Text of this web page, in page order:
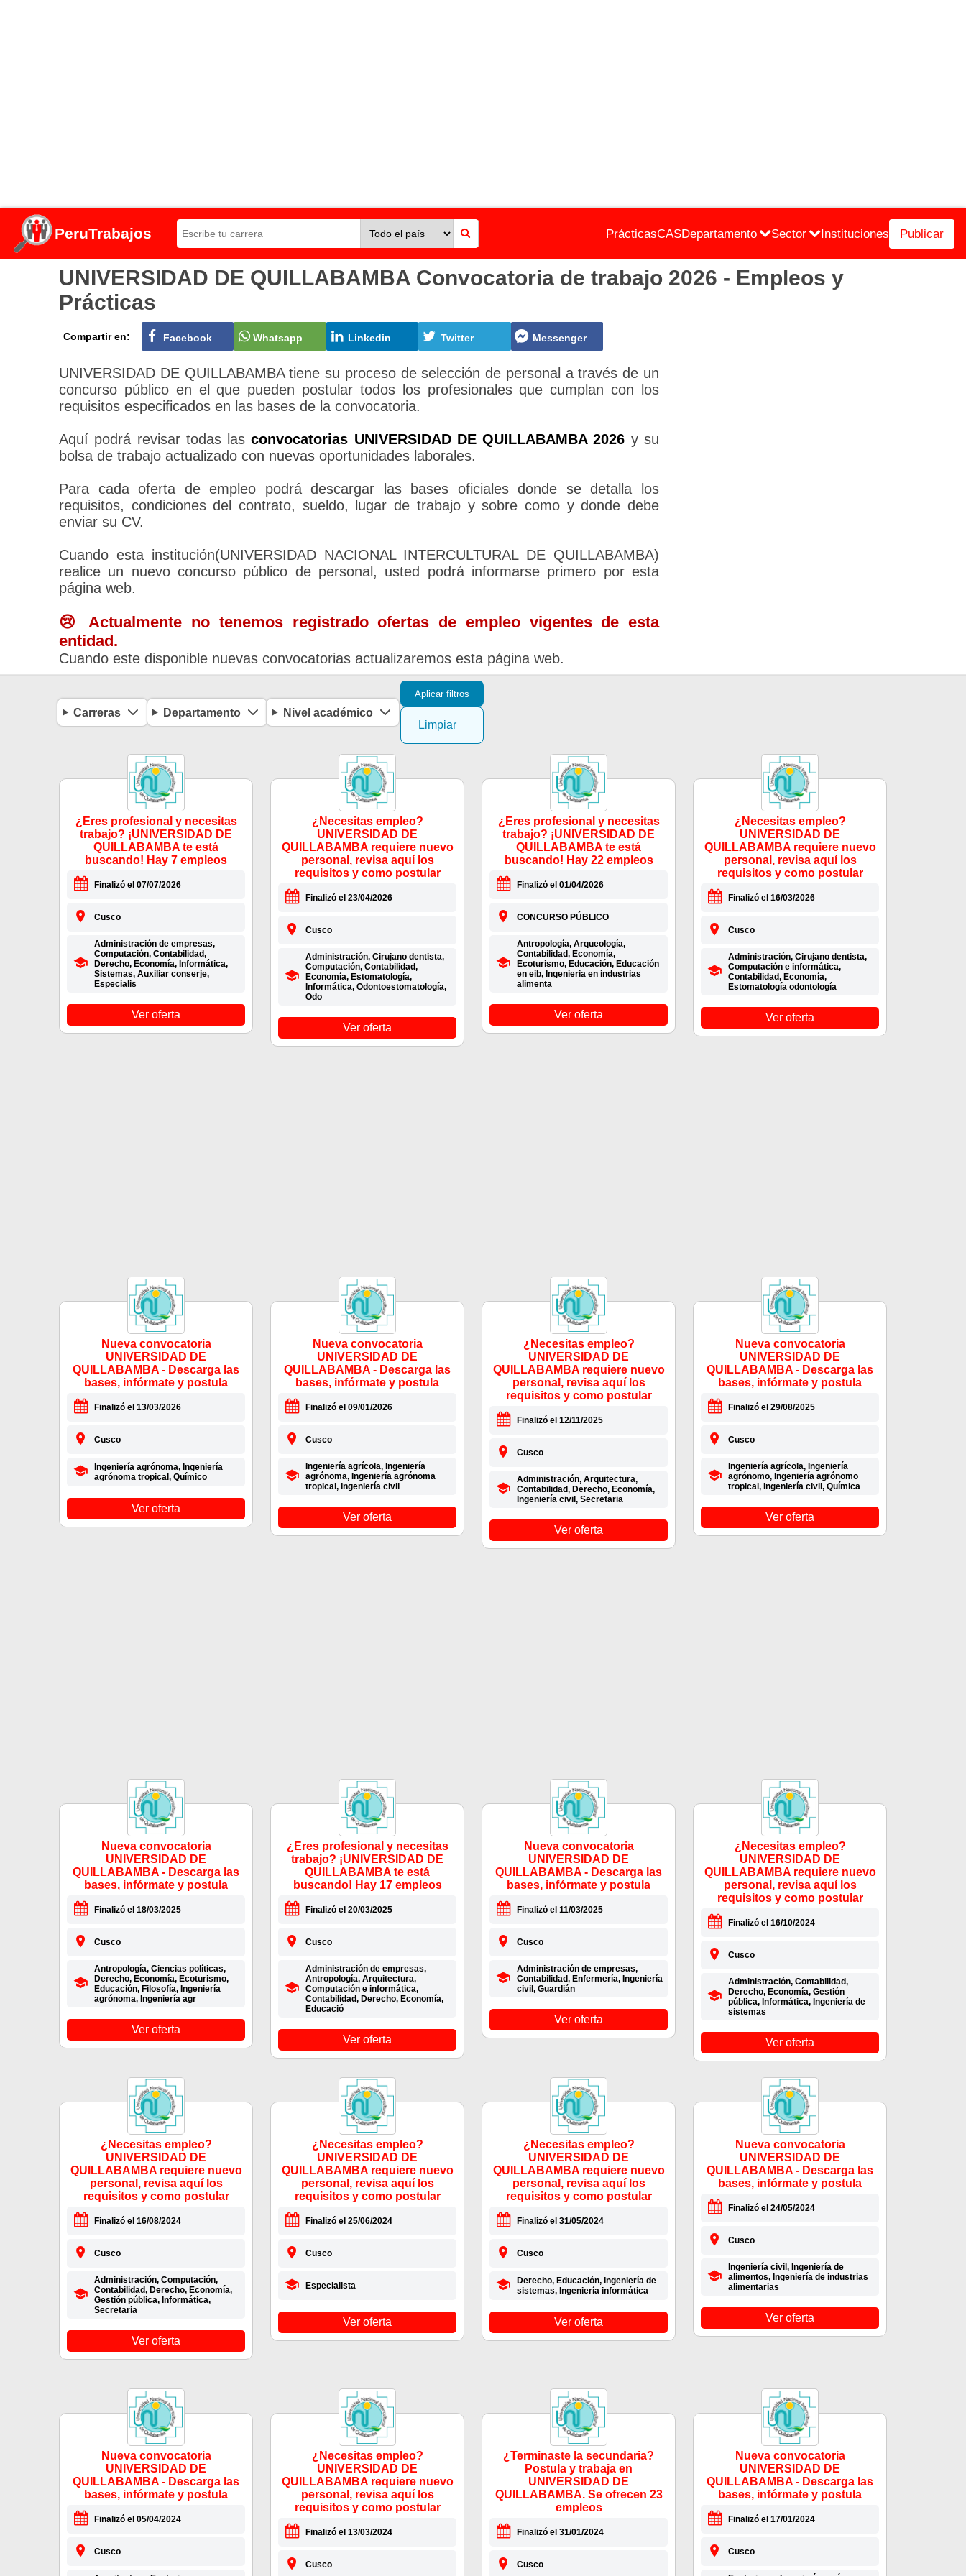
PeruTrabajos PrácticasCASDepartamento Sector Instituciones Publicar
UNIVERSIDAD DE QUILLABAMBA Convocatoria de trabajo 2026 - Empleos y
Prácticas
Compartir en: Facebook Whatsapp Linkedin Twitter Messenger
UNIVERSIDAD DE QUILLABAMBA tiene su proceso de selección de personal a través de un
concurso público en el que pueden postular todos los profesionales que cumplan con los
requisitos especificados en las bases de la convocatoria.
Aquí podrá revisar todas lasconvocatorias UNIVERSIDAD DE QUILLABAMBA 2026 y su
bolsa de trabajo actualizado con nuevas oportunidades laborales.
Para cada oferta de empleo podrá descargar las bases oficiales donde se detalla los
requisitos, condiciones del contrato, sueldo, lugar de trabajo y sobre como y donde debe
enviar su CV.
Cuando esta institución(UNIVERSIDAD NACIONAL INTERCULTURAL DE QUILLABAMBA)
realice un nuevo concurso público de personal, usted podrá informarse primero por esta
página web.
😢 Actualmente no tenemos registrado ofertas de empleo vigentes de esta
entidad.
Cuando este disponible nuevas convocatorias actualizaremos esta página web.
Carreras Departamento Nivel académico
Aplicar filtros
Limpiar
¿Eres profesional y necesitas
trabajo? ¡UNIVERSIDAD DE
QUILLABAMBA te está
buscando! Hay 7 empleos
Finalizó el 07/07/2026
Cusco
Administración de empresas,
Computación, Contabilidad,
Derecho, Economía, Informática,
Sistemas, Auxiliar conserje,
Especialis
Ver oferta
¿Necesitas empleo?
UNIVERSIDAD DE
QUILLABAMBA requiere nuevo
personal, revisa aquí los
requisitos y como postular
Finalizó el 23/04/2026
Cusco
Administración, Cirujano dentista,
Computación, Contabilidad,
Economía, Estomatología,
Informática, Odontoestomatología,
Odo
Ver oferta
¿Eres profesional y necesitas
trabajo? ¡UNIVERSIDAD DE
QUILLABAMBA te está
buscando! Hay 22 empleos
Finalizó el 01/04/2026
CONCURSO PÚBLICO
Antropología, Arqueología,
Contabilidad, Economía,
Ecoturismo, Educación, Educación
en eib, Ingenieria en industrias
alimenta
Ver oferta
¿Necesitas empleo?
UNIVERSIDAD DE
QUILLABAMBA requiere nuevo
personal, revisa aquí los
requisitos y como postular
Finalizó el 16/03/2026
Cusco
Administración, Cirujano dentista,
Computación e informática,
Contabilidad, Economía,
Estomatología odontología
Ver oferta
Nueva convocatoria
UNIVERSIDAD DE
QUILLABAMBA - Descarga las
bases, infórmate y postula
Finalizó el 13/03/2026
Cusco
Ingeniería agrónoma, Ingeniería
agrónoma tropical, Químico
Ver oferta
Nueva convocatoria
UNIVERSIDAD DE
QUILLABAMBA - Descarga las
bases, infórmate y postula
Finalizó el 09/01/2026
Cusco
Ingeniería agrícola, Ingeniería
agrónoma, Ingeniería agrónoma
tropical, Ingeniería civil
Ver oferta
¿Necesitas empleo?
UNIVERSIDAD DE
QUILLABAMBA requiere nuevo
personal, revisa aquí los
requisitos y como postular
Finalizó el 12/11/2025
Cusco
Administración, Arquitectura,
Contabilidad, Derecho, Economía,
Ingeniería civil, Secretaria
Ver oferta
Nueva convocatoria
UNIVERSIDAD DE
QUILLABAMBA - Descarga las
bases, infórmate y postula
Finalizó el 29/08/2025
Cusco
Ingeniería agrícola, Ingeniería
agrónomo, Ingeniería agrónomo
tropical, Ingeniería civil, Química
Ver oferta
Nueva convocatoria
UNIVERSIDAD DE
QUILLABAMBA - Descarga las
bases, infórmate y postula
Finalizó el 18/03/2025
Cusco
Antropología, Ciencias políticas,
Derecho, Economía, Ecoturismo,
Educación, Filosofía, Ingeniería
agrónoma, Ingeniería agr
Ver oferta
¿Eres profesional y necesitas
trabajo? ¡UNIVERSIDAD DE
QUILLABAMBA te está
buscando! Hay 17 empleos
Finalizó el 20/03/2025
Cusco
Administración de empresas,
Antropología, Arquitectura,
Computación e informática,
Contabilidad, Derecho, Economía,
Educació
Ver oferta
Nueva convocatoria
UNIVERSIDAD DE
QUILLABAMBA - Descarga las
bases, infórmate y postula
Finalizó el 11/03/2025
Cusco
Administración de empresas,
Contabilidad, Enfermería, Ingeniería
civil, Guardián
Ver oferta
¿Necesitas empleo?
UNIVERSIDAD DE
QUILLABAMBA requiere nuevo
personal, revisa aquí los
requisitos y como postular
Finalizó el 16/10/2024
Cusco
Administración, Contabilidad,
Derecho, Economía, Gestión
pública, Informática, Ingeniería de
sistemas
Ver oferta
¿Necesitas empleo?
UNIVERSIDAD DE
QUILLABAMBA requiere nuevo
personal, revisa aquí los
requisitos y como postular
Finalizó el 16/08/2024
Cusco
Administración, Computación,
Contabilidad, Derecho, Economía,
Gestión pública, Informática,
Secretaria
Ver oferta
¿Necesitas empleo?
UNIVERSIDAD DE
QUILLABAMBA requiere nuevo
personal, revisa aquí los
requisitos y como postular
Finalizó el 25/06/2024
Cusco
Especialista
Ver oferta
¿Necesitas empleo?
UNIVERSIDAD DE
QUILLABAMBA requiere nuevo
personal, revisa aquí los
requisitos y como postular
Finalizó el 31/05/2024
Cusco
Derecho, Educación, Ingeniería de
sistemas, Ingeniería informática
Ver oferta
Nueva convocatoria
UNIVERSIDAD DE
QUILLABAMBA - Descarga las
bases, infórmate y postula
Finalizó el 24/05/2024
Cusco
Ingeniería civil, Ingeniería de
alimentos, Ingeniería de industrias
alimentarias
Ver oferta
Nueva convocatoria
UNIVERSIDAD DE
QUILLABAMBA - Descarga las
bases, infórmate y postula
Finalizó el 05/04/2024
Cusco
¿Necesitas empleo?
UNIVERSIDAD DE
QUILLABAMBA requiere nuevo
personal, revisa aquí los
requisitos y como postular
Finalizó el 13/03/2024
Cusco
¿Terminaste la secundaria?
Postula y trabaja en
UNIVERSIDAD DE
QUILLABAMBA. Se ofrecen 23
empleos
Finalizó el 31/01/2024
Cusco
Nueva convocatoria
UNIVERSIDAD DE
QUILLABAMBA - Descarga las
bases, infórmate y postula
Finalizó el 17/01/2024
Cusco